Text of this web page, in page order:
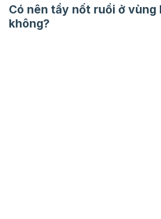
Có nên tẩy nốt ruồi ở vùng
không?